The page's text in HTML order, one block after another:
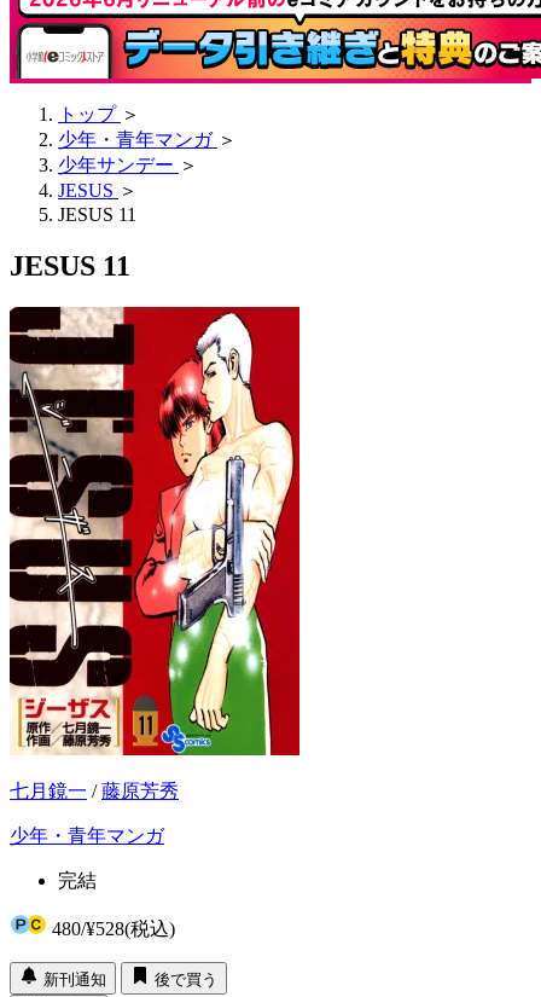
トップ ＞
少年・青年マンガ ＞
少年サンデー ＞
JESUS ＞
JESUS 11
JESUS 11
七月鏡一 /藤原芳秀
少年・青年マンガ
完結
480/¥528(税込)
新刊通知
後で買う